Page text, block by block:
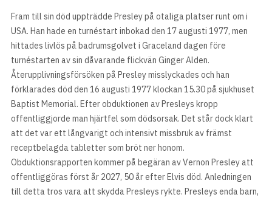
Fram till sin död uppträdde Presley på otaliga platser runt om i
USA. Han hade en turnéstart inbokad den 17 augusti 1977, men
hittades livlös på badrumsgolvet i Graceland dagen före
turnéstarten av sin dåvarande flickvän Ginger Alden.
Återupplivningsförsöken på Presley misslyckades och han
förklarades död den 16 augusti 1977 klockan 15.30 på sjukhuset
Baptist Memorial. Efter obduktionen av Presleys kropp
offentliggjorde man hjärtfel som dödsorsak. Det står dock klart
att det var ett långvarigt och intensivt missbruk av främst
receptbelagda tabletter som bröt ner honom.
Obduktionsrapporten kommer på begäran av Vernon Presley att
offentliggöras först år 2027, 50 år efter Elvis död. Anledningen
till detta tros vara att skydda Presleys rykte. Presleys enda barn,